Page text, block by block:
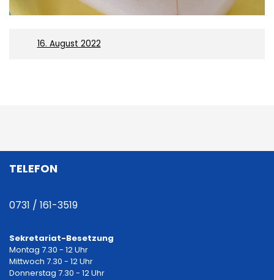
16. August 2022
i
r
a
g
TELEFON
0731 / 161-3519
Sekretariat-Besetzung
Montag 7.30 - 12 Uhr
Mittwoch 7.30 - 12 Uhr
Donnerstag 7.30 - 12 Uhr